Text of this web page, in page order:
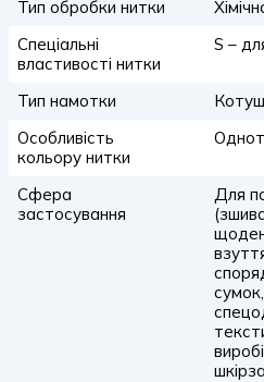
Тип обробки нитки
Спеціальні
властивості нитки
S –
Тип намотки
Особливість
кольору нитки
Сфера
застосування
Для